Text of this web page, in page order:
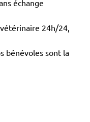
échange
24h/24,
bénévoles sont la